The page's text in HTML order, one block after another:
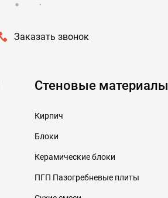
Заказать звонок
Стеновые материалы
Кирпич
Блоки
Керамические блоки
ПГП Пазогребневые плиты